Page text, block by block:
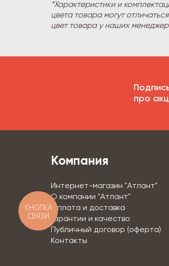
*Характеристики и
цвета товара могут
цвет товара у наших
про
Компания
Интернет-магазин "Атлант"
О компании "Атлант"
Оплата и доставка
Гарантии и качество
Публичный договор (оферта)
Контакты
КНОПКА
СВЯЗИ